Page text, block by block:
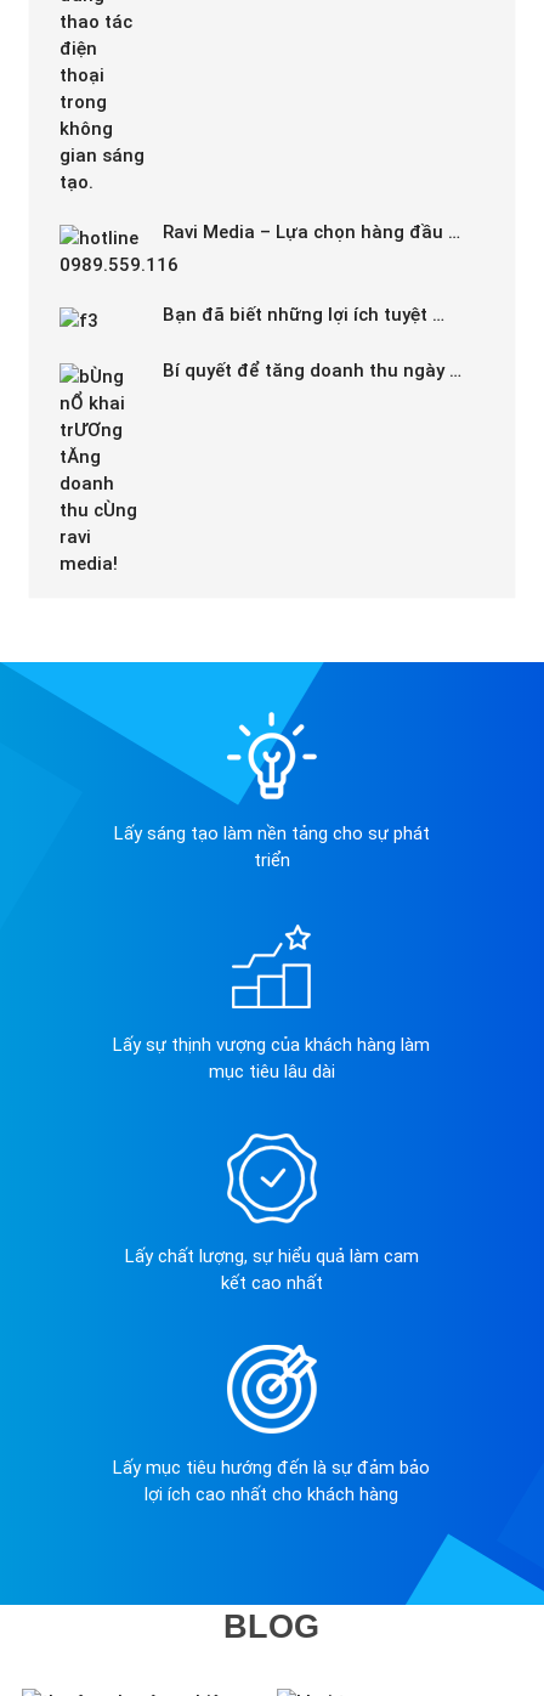
Ravi Media – Lựa chọn hàng đầu …
Bạn đã biết những lợi ích tuyệt …
Bí quyết để tăng doanh thu ngày …
Lấy sáng tạo làm nền tảng cho sự phát
triển
Lấy sự thịnh vượng của khách hàng làm
mục tiêu lâu dài
Lấy chất lượng, sự hiểu quả làm cam
kết cao nhất
Lấy mục tiêu hướng đến là sự đảm bảo
lợi ích cao nhất cho khách hàng
BLOG